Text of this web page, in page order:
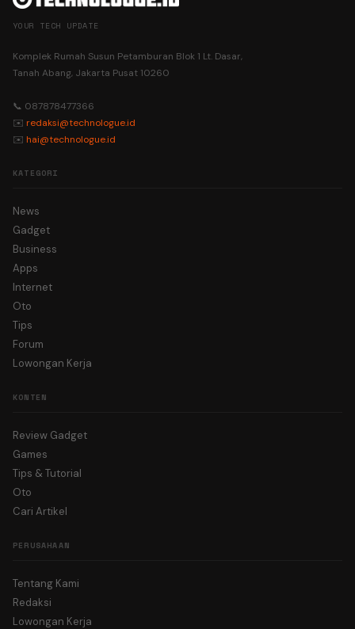
YOUR TECH UPDATE
Komplek Rumah Susun Petamburan Blok 1 Lt. Dasar,
Tanah Abang, Jakarta Pusat 10260
📞 087878477366
✉️ redaksi@technologue.id
✉️ hai@technologue.id
KATEGORI
News
Gadget
Business
Apps
Internet
Oto
Tips
Forum
Lowongan Kerja
KONTEN
Review Gadget
Games
Tips & Tutorial
Oto
Cari Artikel
PERUSAHAAN
Tentang Kami
Redaksi
Lowongan Kerja